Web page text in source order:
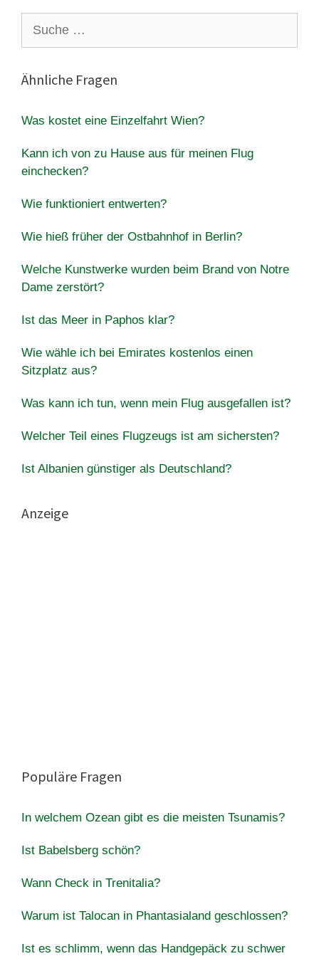
nach:
Ähnliche Fragen
Was kostet eine Einzelfahrt Wien?
Kann ich von zu Hause aus für meinen Flug
einchecken?
Wie funktioniert entwerten?
Wie hieß früher der Ostbahnhof in Berlin?
Welche Kunstwerke wurden beim Brand von Notre
Dame zerstört?
Ist das Meer in Paphos klar?
Wie wähle ich bei Emirates kostenlos einen
Sitzplatz aus?
Was kann ich tun, wenn mein Flug ausgefallen ist?
Welcher Teil eines Flugzeugs ist am sichersten?
Ist Albanien günstiger als Deutschland?
Anzeige
Populäre Fragen
In welchem Ozean gibt es die meisten Tsunamis?
Ist Babelsberg schön?
Wann Check in Trenitalia?
Warum ist Talocan in Phantasialand geschlossen?
Ist es schlimm, wenn das Handgepäck zu schwer